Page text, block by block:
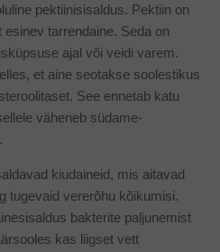
pektiinisisaldus. Pektiin on
tarrendaine. Seda on
ajal või veidi varem.
et aine seotakse soolestikus
See ennetab katu
väheneb südame-
kiudaineid, mis aitavad
tugevaid vererõhu kõikumisi.
bakterite paljunemist
kas liigset vett